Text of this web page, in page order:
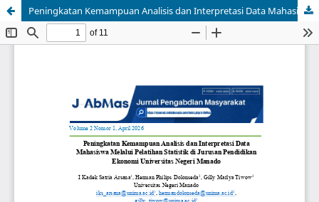
Peningkatan Kemampuan Analisis dan Interpretasi Data Mahasiswa Melalui Pelatihan Statistik di Jurusan Pendidikan Ekonomi Universitas Negeri Manado